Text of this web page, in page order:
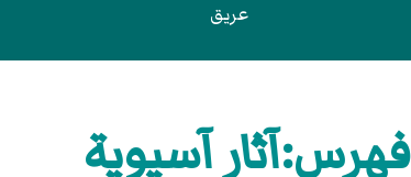
عريق
فهرس:آثار آسيوية